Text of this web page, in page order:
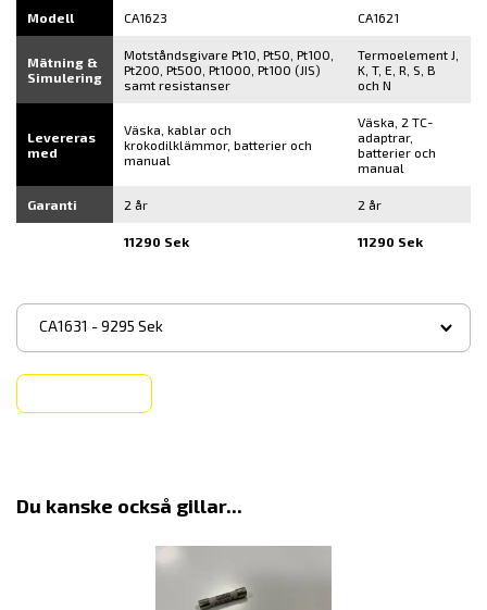
Modell CA1623 CA1621
Mätning &
Simulering
Motståndsgivare Pt10, Pt50, Pt100,
Pt200, Pt500, Pt1000, Pt100 (JIS)
samt resistanser
Termoelement J,
K, T, E, R, S, B
och N
Levereras
med
Väska, kablar och
krokodilklämmor, batterier och
manual
Väska, 2 TC-
adaptrar,
batterier och
manual
Garanti 2 år 2 år
11290 Sek 11290 Sek
CA1631 - 9295 Sek
▾
Du kanske också gillar...